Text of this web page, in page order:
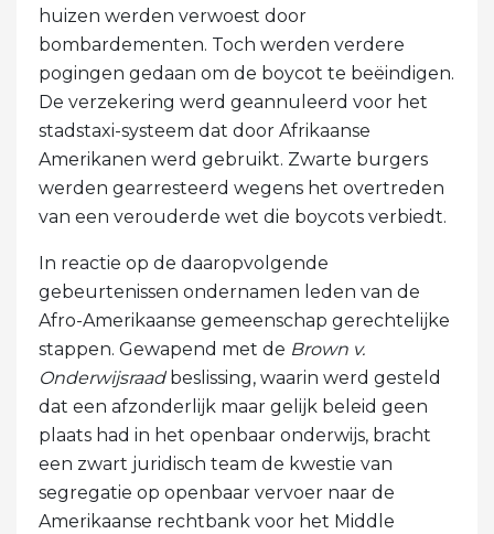
huizen werden verwoest door
bombardementen. Toch werden verdere
pogingen gedaan om de boycot te beëindigen.
De verzekering werd geannuleerd voor het
stadstaxi-systeem dat door Afrikaanse
Amerikanen werd gebruikt. Zwarte burgers
werden gearresteerd wegens het overtreden
van een verouderde wet die boycots verbiedt.
In reactie op de daaropvolgende
gebeurtenissen ondernamen leden van de
Afro-Amerikaanse gemeenschap gerechtelijke
stappen. Gewapend met de Brown v.
Onderwijsraadbeslissing, waarin werd gesteld
dat een afzonderlijk maar gelijk beleid geen
plaats had in het openbaar onderwijs, bracht
een zwart juridisch team de kwestie van
segregatie op openbaar vervoer naar de
Amerikaanse rechtbank voor het Middle